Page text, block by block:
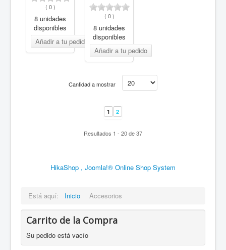
( 0)
8 unidades
disponibles
( 0)
8 unidades
disponibles
Cantidad a mostrar
1 2
Resultados 1 - 20 de 37
HikaShop , Joomla!® Online Shop System
Está aquí: Inicio Accesorios
Carrito de la Compra
Su pedido está vacío